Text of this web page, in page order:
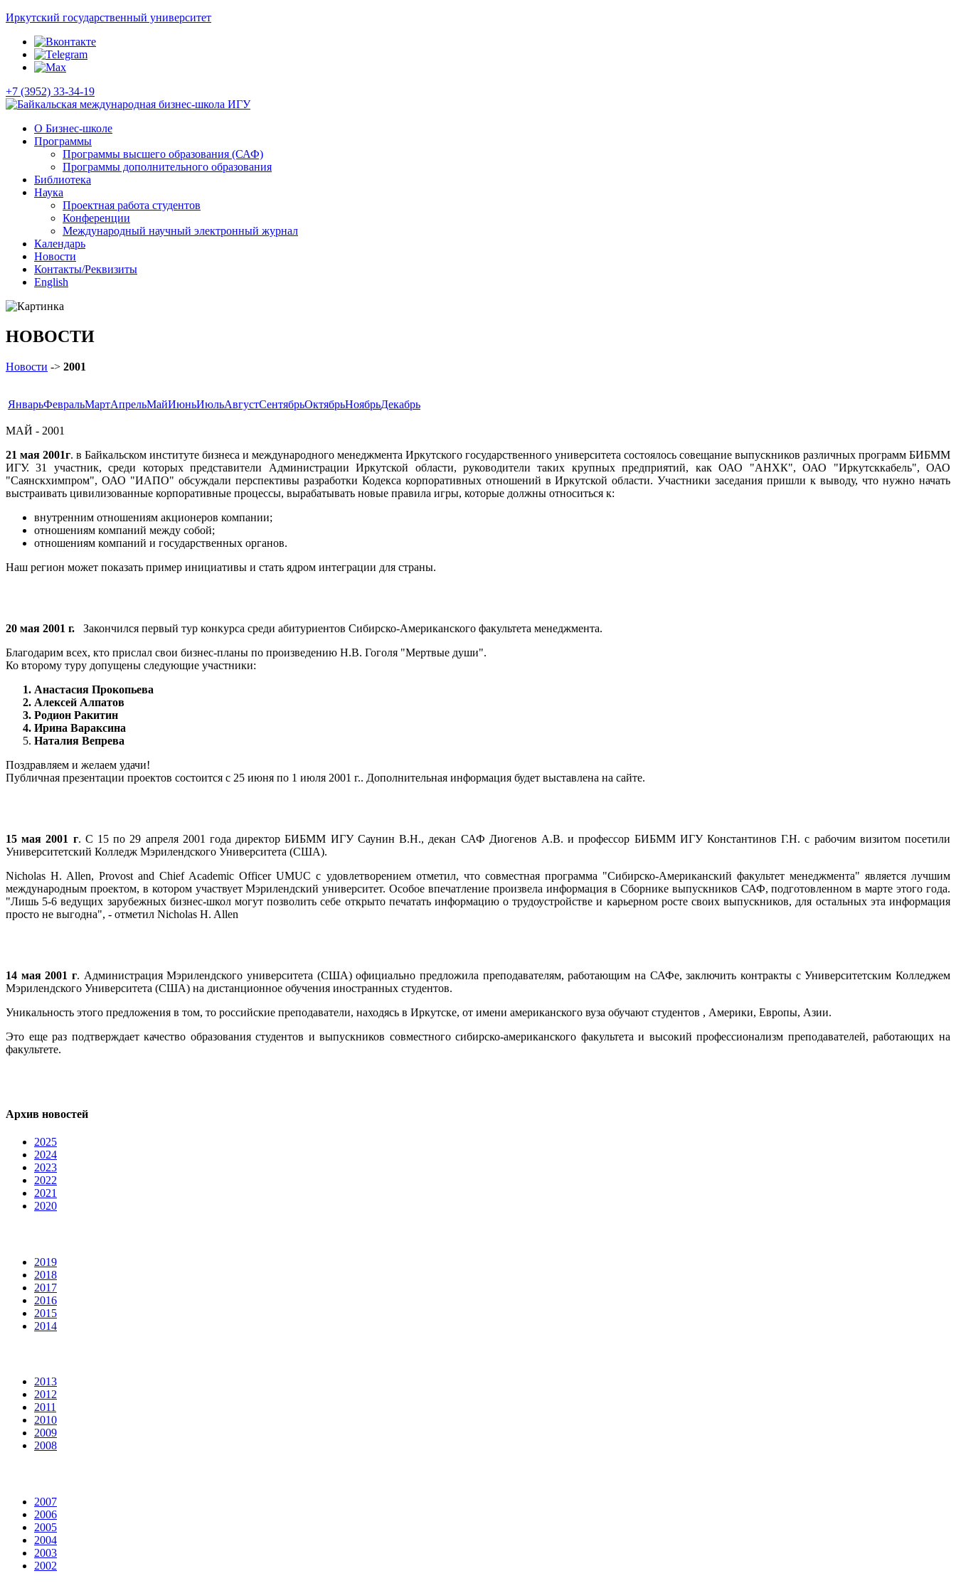
Иркутский государственный университет
+7 (3952) 33-34-19
О Бизнес-школе
Программы
Программы высшего образования (САФ)
Программы дополнительного образования
Библиотека
Наука
Проектная работа студентов
Конференции
Международный научный электронный журнал
Календарь
Новости
Контакты/Реквизиты
English
НОВОСТИ
Новости -> 2001
ЯнварьФевральМартАпрельМайИюньИюльАвгустСентябрьОктябрьНоябрьДекабрь
МАЙ - 2001
21 мая 2001г. в Байкальском институте бизнеса и международного менеджмента Иркутского государственного университета состоялось совещание выпускников различных программ БИБММ
ИГУ. 31 участник, среди которых представители Администрации Иркутской области, руководители таких крупных предприятий, как ОАО "АНХК", ОАО "Иркутсккабель", ОАО
"Саянскхимпром", ОАО "ИАПО" обсуждали перспективы разработки Кодекса корпоративных отношений в Иркутской области. Участники заседания пришли к выводу, что нужно начать
выстраивать цивилизованные корпоративные процессы, вырабатывать новые правила игры, которые должны относиться к:
внутренним отношениям акционеров компании;
отношениям компаний между собой;
отношениям компаний и государственных органов.
Наш регион может показать пример инициативы и стать ядром интеграции для страны.
20 мая 2001 г. Закончился первый тур конкурса среди абитуриентов Сибирско-Американского факультета менеджмента.
Благодарим всех, кто прислал свои бизнес-планы по произведению Н.В. Гоголя "Мертвые души".
Ко второму туру допущены следующие участники:
Анастасия Прокопьева
Алексей Алпатов
Родион Ракитин
Ирина Вараксина
Наталия Вепрева
Поздравляем и желаем удачи!
Публичная презентации проектов состоится с 25 июня по 1 июля 2001 г.. Дополнительная информация будет выставлена на сайте.
15 мая 2001 г. С 15 по 29 апреля 2001 года директор БИБММ ИГУ Саунин В.Н., декан САФ Диогенов А.В. и профессор БИБММ ИГУ Константинов Г.Н. с рабочим визитом посетили
Университетский Колледж Мэрилендского Университета (США).
Nicholas H. Allen, Provost and Chief Academic Officer UMUC с удовлетворением отметил, что совместная программа "Сибирско-Американский факультет менеджмента" является лучшим
международным проектом, в котором участвует Мэрилендский университет. Особое впечатление произвела информация в Сборнике выпускников САФ, подготовленном в марте этого года.
"Лишь 5-6 ведущих зарубежных бизнес-школ могут позволить себе открыто печатать информацию о трудоустройстве и карьерном росте своих выпускников, для остальных эта информация
просто не выгодна", - отметил Nicholas H. Allen
14 мая 2001 г. Администрация Мэрилендского университета (США) официально предложила преподавателям, работающим на САФе, заключить контракты с Университетским Колледжем
Мэрилендского Университета (США) на дистанционное обучения иностранных студентов.
Уникальность этого предложения в том, то российские преподаватели, находясь в Иркутске, от имени американского вуза обучают студентов , Америки, Европы, Азии.
Это еще раз подтверждает качество образования студентов и выпускников совместного сибирско-американского факультета и высокий профессионализм преподавателей, работающих на
факультете.
Архив новостей
2025
2024
2023
2022
2021
2020
2019
2018
2017
2016
2015
2014
2013
2012
2011
2010
2009
2008
2007
2006
2005
2004
2003
2002